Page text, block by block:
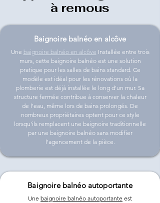
à remous
Baignoire balnéo en alcôve
Une baignoire balnéo en alcôve Installée entre trois
murs, cette baignoire balnéo est une solution
pratique pour les salles de bains standard. Ce
modèle est idéal pour les rénovations où la
plomberie est déjà installée le long d'un mur. Sa
structure fermée contribue à conserver la chaleur
de l'eau, même lors de bains prolongés. De
nombreux propriétaires optent pour ce style
lorsqu'ils remplacent une baignoire traditionnelle
par une baignoire balnéo sans modifier
l'agencement de la pièce.
Baignoire balnéo autoportante
Une baignoire balnéo autoportante est